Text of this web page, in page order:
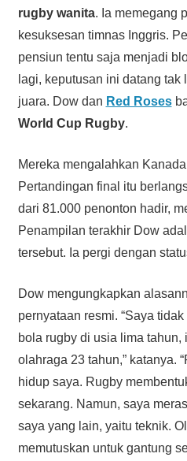
rugby wanita. Ia memegang
kesuksesan timnas Inggris.
pensiun tentu saja menjadi
lagi, keputusan ini datang
juara. Dow dan Red Roses
World Cup Rugby.
Mereka mengalahkan
Pertandingan final itu
dari 81.000 penonton hadir,
Penampilan terakhir Dow
tersebut. Ia pergi dengan
Dow mengungkapkan
pernyataan resmi. “Saya
bola rugby di usia lima
olahraga 23 tahun,” katanya.
hidup saya. Rugby
sekarang. Namun, saya
saya yang lain, yaitu teknik.
memutuskan untuk gantung